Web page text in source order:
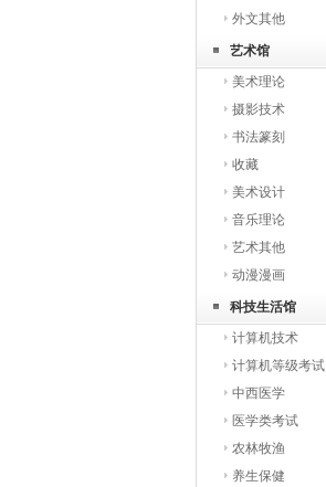
外文其他
艺术馆
美术理论
摄影技术
书法篆刻
收藏
美术设计
音乐理论
艺术其他
动漫漫画
科技生活馆
计算机技术
计算机等级考试
中西医学
医学类考试
农林牧渔
养生保健